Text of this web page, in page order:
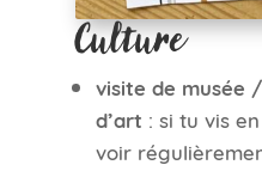
Culture
visite de musée
d’art : si tu vis
voir